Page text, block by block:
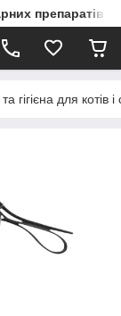
препаратів
гігієна для котів і